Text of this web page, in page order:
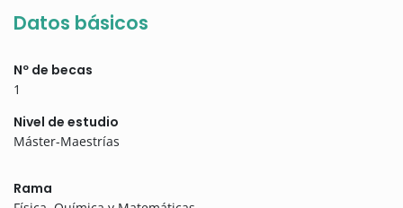
Datos básicos
Nº de becas
1
Nivel de estudio
Máster-Maestrías
Rama